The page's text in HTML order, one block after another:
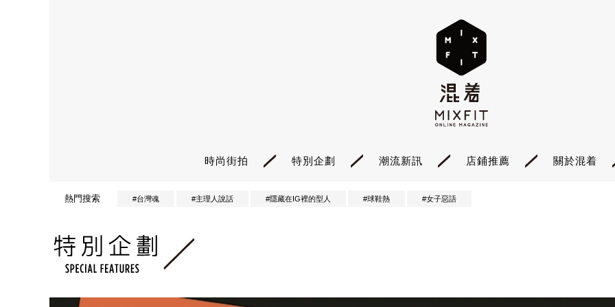
時尚街拍 特別企劃 潮流新訊 店鋪推薦 關於混着
熱門搜索 #台灣魂 #主理人說話 #隱藏在IG裡的型人 #球鞋熱 #女子惡語